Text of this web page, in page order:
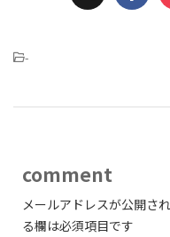
-
comment
メールアドレスが公開さ
る欄は必須項目です